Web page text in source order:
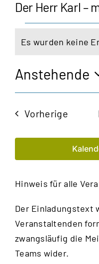
Der Herr Karl –
Hinweis
Es wurden keine
Anstehende
Datum
Vorherige
Hinweis für alle
Der Einladungstext
Veranstaltenden
zwangsläufig die
Teams wider.